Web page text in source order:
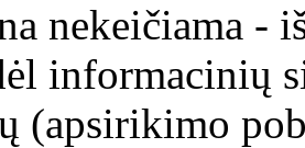
nekeičiama -
informacinių
(apsirikimo